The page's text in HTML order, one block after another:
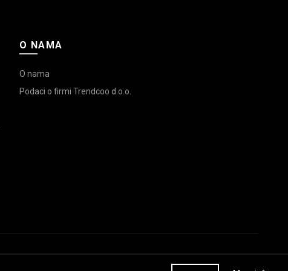
O NAMA
O nama
Podaci o firmi Trendcoo d.o.o.